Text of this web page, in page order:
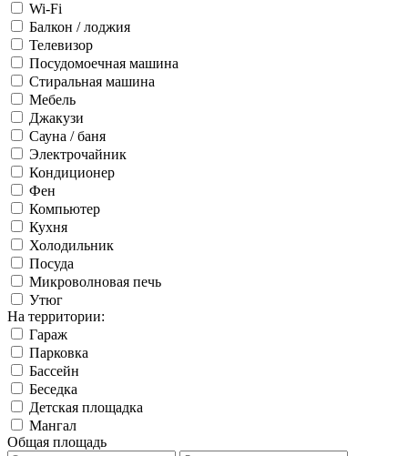
Wi-Fi
Балкон / лоджия
Телевизор
Посудомоечная машина
Стиральная машина
Мебель
Джакузи
Сауна / баня
Электрочайник
Кондиционер
Фен
Компьютер
Кухня
Холодильник
Посуда
Микроволновая печь
Утюг
На территории:
Гараж
Парковка
Бассейн
Беседка
Детская площадка
Мангал
Общая площадь